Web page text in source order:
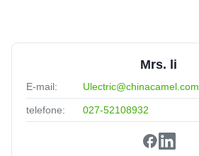
Mrs. li
E-mail: Ulectric@chinacamel.com
telefone: 027-52108932